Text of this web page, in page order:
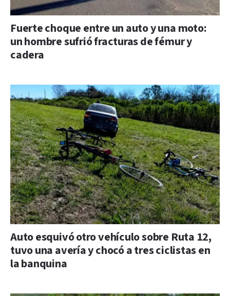
Fuerte choque entre un auto y una moto:
un hombre sufrió fracturas de fémur y
cadera
Auto esquivó otro vehículo sobre Ruta 12,
tuvo una avería y chocó a tres ciclistas en
la banquina